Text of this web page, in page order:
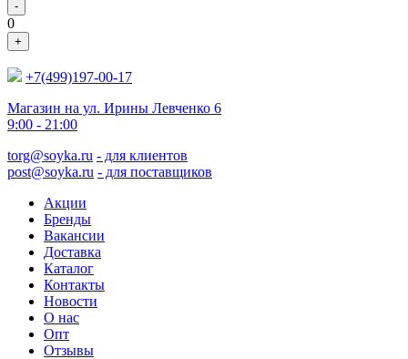
-
0
+
+7(499)197-00-17
Магазин на ул. Ирины Левченко 6
9:00 - 21:00
torg@soyka.ru - для клиентов
post@soyka.ru - для поставщиков
Акции
Бренды
Вакансии
Доставка
Каталог
Контакты
Новости
О нас
Опт
Отзывы